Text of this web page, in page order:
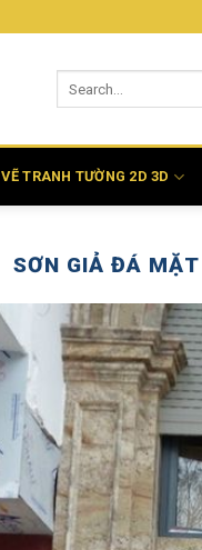
VẼ TRANH TƯỜNG 2D 3D
SƠN GIẢ ĐÁ MẶT